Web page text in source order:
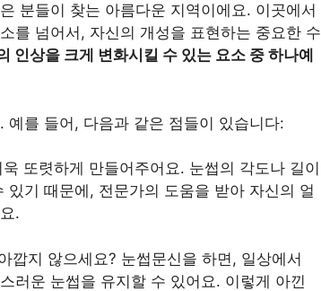
분들이 찾는 아름다운 지역이에요. 이곳에서
를 넘어서, 자신의 개성을 표현하는 중요한 수
인상을 크게 변화시킬 수 있는 요소 중 하나예
를 들어, 다음과 같은 점들이 있습니다:
또렷하게 만들어주어요. 눈썹의 각도나 길이
기 때문에, 전문가의 도움을 받아 자신의 얼
.
깝지 않으세요? 눈썹문신을 하면, 일상에서
러운 눈썹을 유지할 수 있어요. 이렇게 아낀